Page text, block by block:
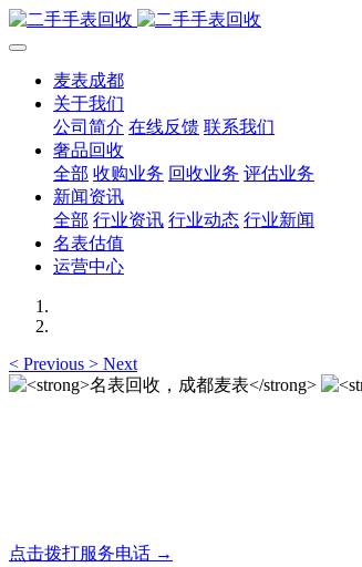
麦表成都
关于我们
公司简介 在线反馈 联系我们
奢品回收
全部 收购业务 回收业务 评估业务
新闻资讯
全部 行业资讯 行业动态 行业新闻
名表估值
运营中心
< Previous > Next
点击拨打服务电话 →